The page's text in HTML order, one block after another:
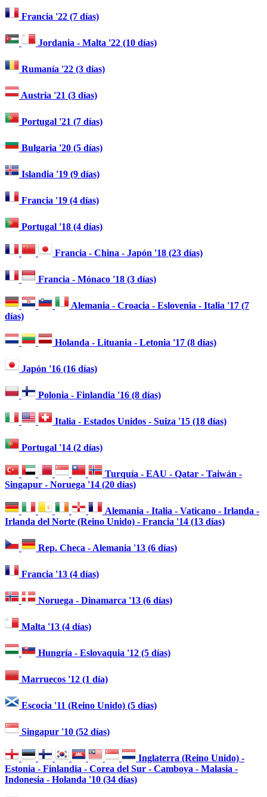
Francia '22 (7 días)
Jordania - Malta '22 (10 días)
Rumanía '22 (3 días)
Austria '21 (3 días)
Portugal '21 (7 días)
Bulgaria '20 (5 días)
Islandia '19 (9 días)
Francia '19 (4 días)
Portugal '18 (4 días)
Francia - China - Japón '18 (23 días)
Francia - Mónaco '18 (3 días)
Alemania - Croacia - Eslovenia - Italia '17 (7
días)
Holanda - Lituania - Letonia '17 (8 días)
Japón '16 (16 días)
Polonia - Finlandia '16 (8 días)
Italia - Estados Unidos - Suiza '15 (18 días)
Portugal '14 (2 días)
Turquía - EAU - Qatar - Taiwán -
Singapur - Noruega '14 (20 días)
Alemania - Italia - Vaticano - Irlanda -
Irlanda del Norte (Reino Unido) - Francia '14 (13 días)
Rep. Checa - Alemania '13 (6 días)
Francia '13 (4 días)
Noruega - Dinamarca '13 (6 días)
Malta '13 (4 días)
Hungría - Eslovaquia '12 (5 días)
Marruecos '12 (1 día)
Escocia '11 (Reino Unido) (5 días)
Singapur '10 (52 días)
Inglaterra (Reino Unido) -
Estonia - Finlandia - Corea del Sur - Camboya - Malasia -
Indonesia - Holanda '10 (34 días)